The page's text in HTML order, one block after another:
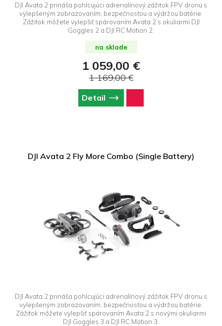
DJI Avata 2 prináša pohlcujúci adrenalínový zážitok FPV dronu s
vylepšeným zobrazovaním, bezpečnosťou a výdržou batérie.
Zážitok môžete vylepšiť spárovaním Avata 2 s okuliarmi DJI
Goggles 2 a DJI RC Motion 2.
na sklade
1 059,00 €
1 169,00 €
Detail
DJI Avata 2 Fly More Combo (Single Battery)
DJI Avata 2 prináša pohlcujúci adrenalínový zážitok FPV dronu s
vylepšeným zobrazovaním, bezpečnosťou a výdržou batérie.
Zážitok môžete vylepšiť spárovaním Avata 2 s novými okuliarmi
DJI Goggles 3 a DJI RC Motion 3.